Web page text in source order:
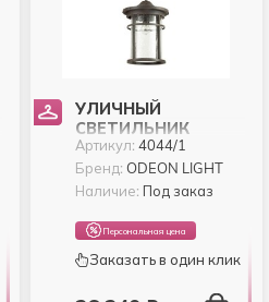
УЛИЧНЫЙ
СВЕТИЛЬНИК
ODEON VIRTA 4044/1
Артикул:4044/1
Бренд:ODEON LIGHT
Наличие: Под заказ
Персональная цена
Заказать в один клик